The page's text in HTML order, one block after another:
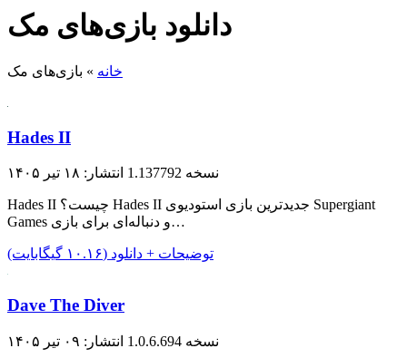
دانلود بازی‌های مک
خانه » بازی‌های مک
Hades II
نسخه 1.137792 انتشار: ۱۸ تیر ۱۴۰۵
Hades II چیست؟ Hades II جدیدترین بازی استودیوی Supergiant
Games و دنباله‌ای برای بازی…
توضیحات + دانلود (۱۰.۱۶ گیگابایت)
Dave The Diver
نسخه 1.0.6.694 انتشار: ۰۹ تیر ۱۴۰۵